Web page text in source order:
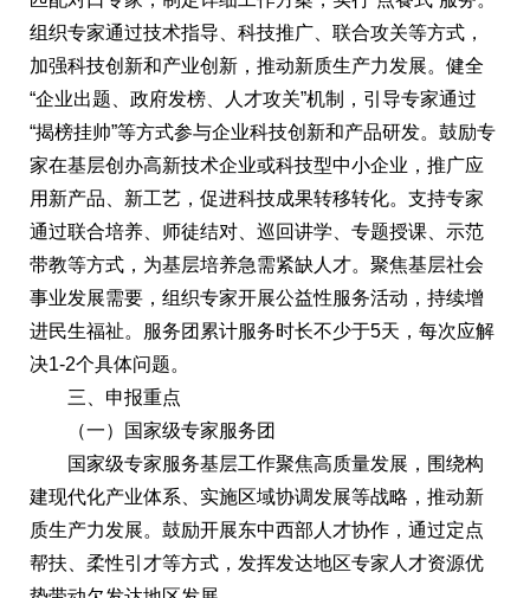
组织专家通过技术指导、科技推广、联合攻关等方式，
加强科技创新和产业创新，推动新质生产力发展。健全
“企业出题、政府发榜、人才攻关”机制，引导专家通过
“揭榜挂帅”等方式参与企业科技创新和产品研发。鼓励专
家在基层创办高新技术企业或科技型中小企业，推广应
用新产品、新工艺，促进科技成果转移转化。支持专家
通过联合培养、师徒结对、巡回讲学、专题授课、示范
带教等方式，为基层培养急需紧缺人才。聚焦基层社会
事业发展需要，组织专家开展公益性服务活动，持续增
进民生福祉。服务团累计服务时长不少于5天，每次应解
决1-2个具体问题。
三、申报重点
（一）国家级专家服务团
国家级专家服务基层工作聚焦高质量发展，围绕构
建现代化产业体系、实施区域协调发展等战略，推动新
质生产力发展。鼓励开展东中西部人才协作，通过定点
帮扶、柔性引才等方式，发挥发达地区专家人才资源优